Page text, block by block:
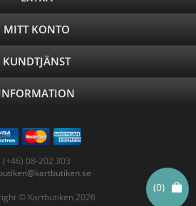
(0)
MITT KONTO
KUNDTJÄNST
(+46) 08-202 303
© Kartbutiken 2026